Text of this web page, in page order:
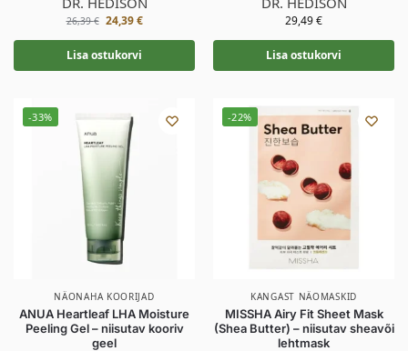
26,39€ 24,39€
Lisa ostukorvi
29,49€
Lisa ostukorvi
-33%
NÄONAHA KOORIJAD
ANUA Heartleaf LHA Moisture
Peeling Gel – niisutav kooriv
geel
-22%
KANGAST NÄOMASKID
MISSHA Airy Fit Sheet Mask
(Shea Butter) – niisutav sheavõi
lehtmask